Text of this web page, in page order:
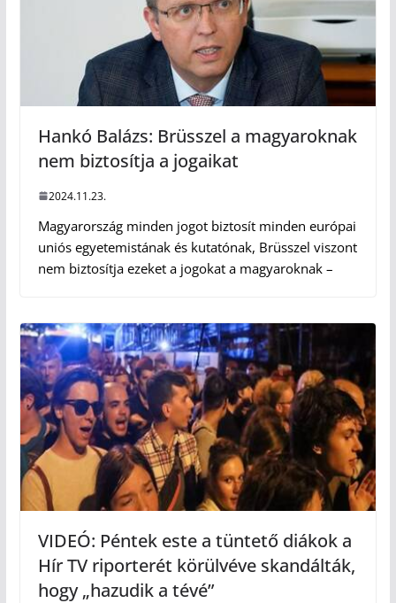
Hankó Balázs: Brüsszel a magyaroknak
nem biztosítja a jogaikat
2024.11.23.
Magyarország minden jogot biztosít minden európai
uniós egyetemistának és kutatónak, Brüsszel viszont
nem biztosítja ezeket a jogokat a magyaroknak –
VIDEÓ: Péntek este a tüntető diákok a
Hír TV riporterét körülvéve skandálták,
hogy „hazudik a tévé”